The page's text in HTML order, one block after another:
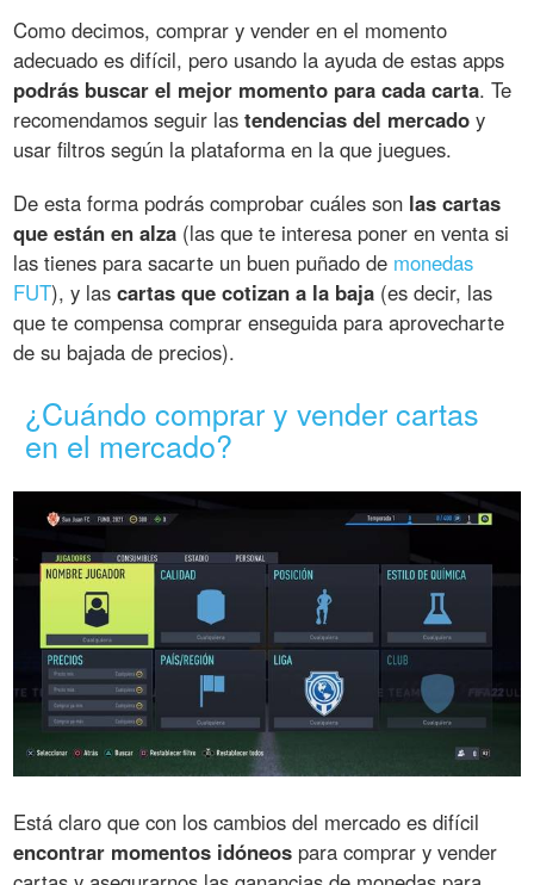
Como decimos, comprar y vender en el momento
adecuado es difícil, pero usando la ayuda de estas apps
podrás buscar el mejor momento para cada carta. Te
recomendamos seguir lastendencias del mercado y
usar filtros según la plataforma en la que juegues.
De esta forma podrás comprobar cuáles son las cartas
que están en alza (las que te interesa poner en venta si
las tienes para sacarte un buen puñado de monedas
FUT), y lascartas que cotizan a la baja (es decir, las
que te compensa comprar enseguida para aprovecharte
de su bajada de precios).
¿Cuándo comprar y vender cartas
en el mercado?
Está claro que con los cambios del mercado es difícil
encontrar momentos idóneos para comprar y vender